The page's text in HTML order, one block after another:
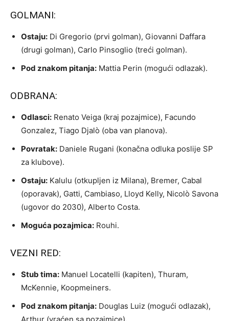
GOLMANI:
Ostaju: Di Gregorio (prvi golman), Giovanni Daffara
(drugi golman), Carlo Pinsoglio (treći golman).
Pod znakom pitanja: Mattia Perin (mogući odlazak).
ODBRANA:
Odlasci: Renato Veiga (kraj pozajmice), Facundo
Gonzalez, Tiago Djalò (oba van planova).
Povratak: Daniele Rugani (konačna odluka poslije SP
za klubove).
Ostaju: Kalulu (otkupljen iz Milana), Bremer, Cabal
(oporavak), Gatti, Cambiaso, Lloyd Kelly, Nicolò Savona
(ugovor do 2030), Alberto Costa.
Moguća pozajmica: Rouhi.
VEZNI RED:
Stub tima: Manuel Locatelli (kapiten), Thuram,
McKennie, Koopmeiners.
Pod znakom pitanja: Douglas Luiz (mogući odlazak),